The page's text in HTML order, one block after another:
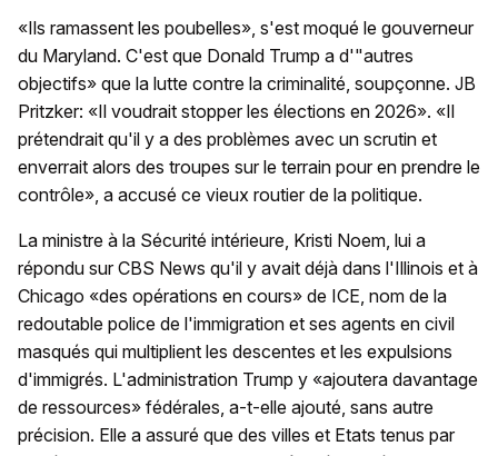
«Ils ramassent les poubelles», s'est moqué le gouverneur
du Maryland. C'est que Donald Trump a d'"autres
objectifs» que la lutte contre la criminalité, soupçonne. JB
Pritzker: «Il voudrait stopper les élections en 2026». «Il
prétendrait qu'il y a des problèmes avec un scrutin et
enverrait alors des troupes sur le terrain pour en prendre le
contrôle», a accusé ce vieux routier de la politique.
La ministre à la Sécurité intérieure, Kristi Noem, lui a
répondu sur CBS News qu'il y avait déjà dans l'Illinois et à
Chicago «des opérations en cours» de ICE, nom de la
redoutable police de l'immigration et ses agents en civil
masqués qui multiplient les descentes et les expulsions
d'immigrés. L'administration Trump y «ajoutera davantage
de ressources» fédérales, a-t-elle ajouté, sans autre
précision. Elle a assuré que des villes et Etats tenus par